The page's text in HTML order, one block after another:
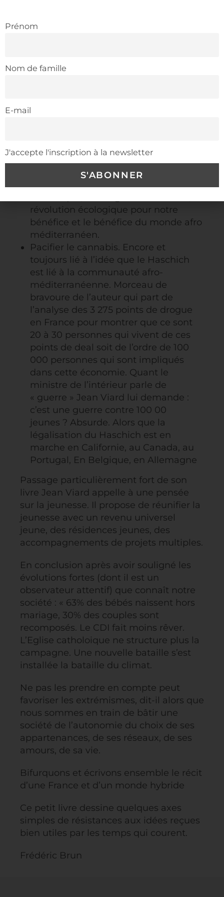
Passons en revue ceux que l’auteur
de la ville. Ailleurs ce n’est pas la ville ?
Interdiction des statistiques ethniques
droite et les peurs.
Nos jeunes sont largement biculturels.
Jouons cela comme un atout comme
une fierté. Formons nos jeunes vers le
révolution écologique pour notre
bénéfice et le bénéfice du monde afro
méditerranéen.
Pacifier le cannabis. Encore et
toujours lié à l’idée que le Haschich
est lié à la communauté afro-
méditerranéenne. Morceau de
bravoure de l’auteur qui part de
l’analyse des 3 275 points de drogue
en France pour montrer que ce sont
20 à 30 personnes qui vivent de ces
points de deal soit de l’ordre de 100
000 personnes qui sont impliqués
dans cette économie. Quant le
ministre de l’intérieur parle de
« guerre » Jean Viard lui demande :
c’est une guerre contre 100 00
jeunes ? Absurde. Alors que la
légalisation du Haschich est en
marche en Californie, au Canada, au
Portugal, En Belgique, en Allemagne
Passage particulièrement fort de son
livre Jean Viard appelle à une pensée
sur la jeunesse. Il propose de réunifier la
jeunesse avec un revenu universel
jeune, des résidences jeunes, des
accompagnements de projets multiples.
En conclusion après avoir souligné les
évolutions fortes (dont il est un
observateur attentif) que connaît notre
société : « 63% des bébés naissent hors
mariage, 30% des couples sont
recomposés. Le CDI fait moins rêver.
L’Eglise catholoique ne structure plus la
campagne. Une nouvelle bataille s’est
installée la bataille du climat.
Ne pas les prendre en compte peut
favoriser les extrémismes, dit-il alors que
nous sommes en train de bâtir une
société de l’autonomie du choix de ses
appartenances, de ses réseaux, de ses
amours, de sa vie.
Bifurquons et écrivons ensemble le récit
d’une France et d’un monde hybride
Ce petit livre dessine quelques axes
simples de résistances aux idées reçues
bien utiles par les temps qui courent.
Frédéric Brun
Prénom
Nom de famille
E-mail
J'accepte l'inscription à la newsletter